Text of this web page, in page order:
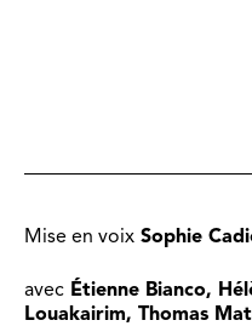
Mise en voix Sophie
avec Étienne Bianco,
Louakairim, Thomas